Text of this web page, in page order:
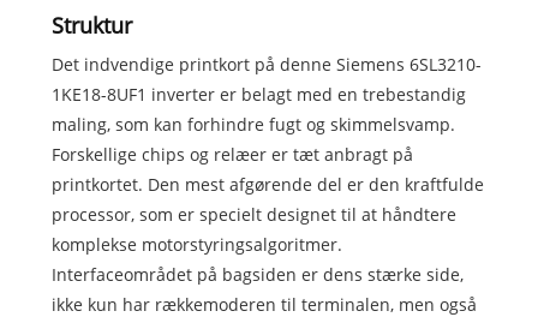
Struktur
Det indvendige printkort på denne Siemens 6SL3210-
1KE18-8UF1 inverter er belagt med en trebestandig
maling, som kan forhindre fugt og skimmelsvamp.
Forskellige chips og relæer er tæt anbragt på
printkortet. Den mest afgørende del er den kraftfulde
processor, som er specielt designet til at håndtere
komplekse motorstyringsalgoritmer.
Interfaceområdet på bagsiden er dens stærke side,
ikke kun har rækkemoderen til terminalen, men også